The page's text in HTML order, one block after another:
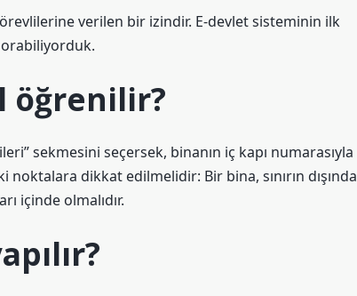
verilen bir izindir. E-devlet sisteminin ilk
öğrenilir?
sekmesini seçersek, binanın iç kapı numarasıyla
dikkat edilmelidir: Bir bina, sınırın dışında
içinde olmalıdır.